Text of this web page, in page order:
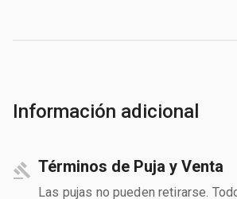
Información adicional
Términos de Puja y Venta
Las pujas no pueden retirarse.